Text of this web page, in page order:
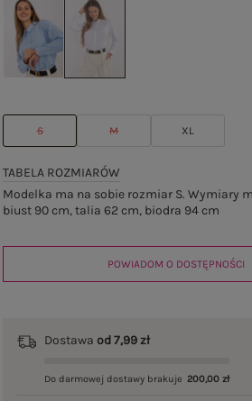
S M XL
TABELA ROZMIARÓW
Modelka ma na sobie rozmiar S. Wymiary
biust 90 cm, talia 62 cm, biodra 94 cm
POWIADOM O DOSTĘPNOŚCI
Dostawaod 7,99 zł
Do darmowej dostawy brakuje 200,00 zł